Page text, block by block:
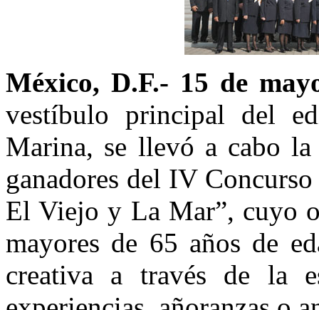
México, D.F.- 15 de
vestíbulo principal del
Marina, se llevó a cabo
ganadores del IV
El Viejo y La Mar”, cuyo
mayores de 65 años de
creativa a través de la